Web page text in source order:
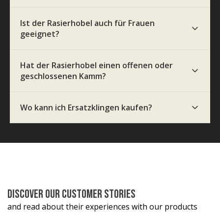
Ist der Rasierhobel auch für Frauen
geeignet?
Hat der Rasierhobel einen offenen oder
geschlossenen Kamm?
Wo kann ich Ersatzklingen kaufen?
DISCOVER OUR CUSTOMER STORIES
and read about their experiences with our products